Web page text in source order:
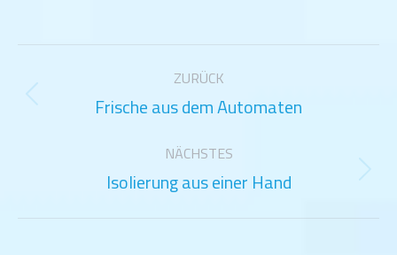
Kommentarnavigation
ZURÜCK
Vorheriger
Frische aus dem Automaten
NÄCHSTES
Nächster
Isolierung aus einer Hand